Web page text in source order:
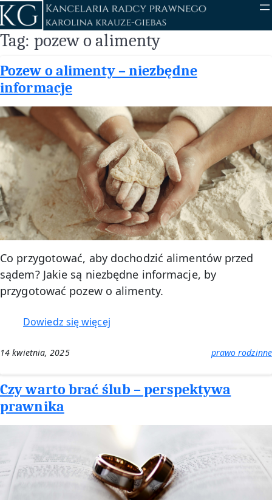
Przejdź
do
treści
Tag: pozew o alimenty
Pozew o alimenty – niezbędne
informacje
Co przygotować, aby dochodzić alimentów przed
sądem? Jakie są niezbędne informacje, by
przygotować pozew o alimenty.
Dowiedz się więcej:
–
niezbędne
14 kwietnia, 2025 prawo rodzinne
Czy warto brać ślub – perspektywa
prawnika